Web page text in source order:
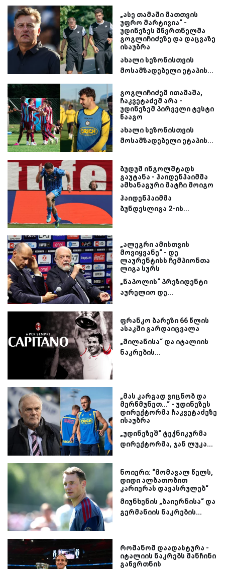
„ასე თამაში მათთვის
უფრო მარტივია“ -
უდინეზეს მწვრთნელმა
გოგლიჩიძეზე და დაცვაზე
ისაუბრა
ახალი სეზონისთვის
მოსამზადებელი ეტაპის...
გოგლიჩიძემ ითამაშა,
ჩაკვეტაძემ არა -
უდინეზემ პირველი ტესტი
წააგო
ახალი სეზონისთვის
მოსამზადებელი ეტაპის...
ბუდუმ ინგოლშტადს
გაუტანა - ჰაიდენჰაიმმა
ამხანაგური მატჩი მოიგო
ჰაიდენჰაიმმა
ბუნდესლიგა 2-ის...
„ალეგრი ამისთვის
მოვიყვანე“ - დე
ლაურენტისს ჩემპიონთა
ლიგა სურს
„ნაპოლის“ პრეზიდენტი
აურელიო დე...
ფრანკო ბარეზი 66 წლის
ასაკში გარდაიცვალა
„მილანისა“ და იტალიის
ნაკრების...
„მას კარგად ვიცნობ და
მერწმუნეთ...“ - უდინეზეს
დირექტორმა ჩაკვეტაძეზე
ისაუბრა
„უდინეზეშ“ ტექნიკურმა
დირექტორმა, ჯან ლუკა...
ნოიერი: “მომავალ წელს,
დიდი ალბათობით
კარიერას დავასრულებ“
მიუნხენის „ბაიერნისა“ და
გერმანიის ნაკრების...
რომანომ დაადასტურა -
იტალიის ნაკრებს მანჩინი
გაწვრთნის